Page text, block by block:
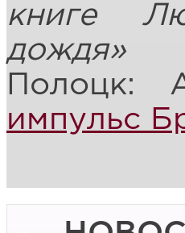
книге
дождя»
Полоцк:
импульс